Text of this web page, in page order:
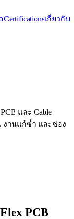
Certificationsเกี่ยวกับ
และ Cable
งานแก้ซ้ำ และช่อง
PCB